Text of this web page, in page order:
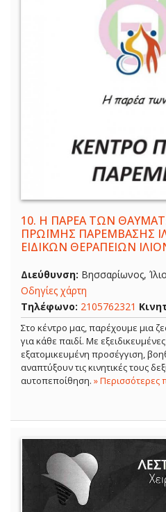
10. Η ΠΑΡΕΑ ΤΩΝ
ΠΡΩΪΜΗΣ ΠΑΡΕΜΒΑΣΗΣ
ΕΙΔΙΚΩΝ ΘΕΡΑΠΕΙΩΝ
Διεύθυνση: Βησσαρίωνος,
Οδηγίες χάρτη
Τηλέφωνο: 2105762321
Στο κέντρο μας, παρέχουμε μια
για κάθε παιδί. Με
εξατομικευμένη προσέγγιση,
αναπτύξουν τις κινητικές τους
αυτοπεποίθηση. » Περισσότερες